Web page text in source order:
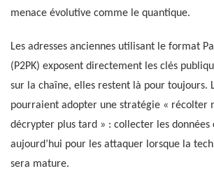
menace évolutive comme le quantique.
Les adresses anciennes utilisant le format
(P2PK) exposent directement les clés
sur la chaîne, elles restent là pour toujours.
pourraient adopter une stratégie « récolter
décrypter plus tard » : collecter les données
aujourd’hui pour les attaquer lorsque la
sera mature.